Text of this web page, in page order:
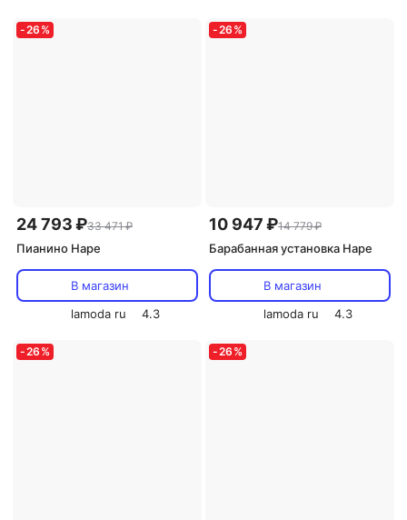
-26 %
24 793 ₽33 471 ₽
Пианино Hape
В магазин
lamoda ru
4.3
-26 %
10 947 ₽14 779 ₽
Барабанная установка Hape
В магазин
lamoda ru
4.3
-26 % -26 %